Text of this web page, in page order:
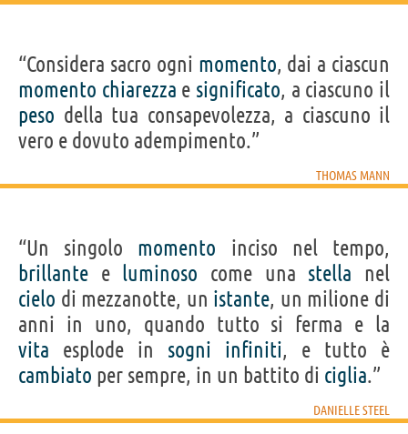
“Considera sacro ogni momento, dai a ciascun
momento chiarezza e significato, a ciascuno il
peso della tua consapevolezza, a ciascuno il
vero e dovuto adempimento.”
THOMAS MANN
“Un singolo momento inciso nel tempo,
brillante e luminoso come una stella nel
cielo di mezzanotte, un istante, un milione di
anni in uno, quando tutto si ferma e la
vita esplode in sogni infiniti, e tutto è
cambiato per sempre, in un battito di ciglia.”
DANIELLE STEEL